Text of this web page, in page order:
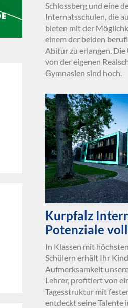
Schlossberg und eine
Internatsschulen, die
bieten mit der
einem der beiden
Abitur zu erlangen.
von der eigenen
Gymnasien sind hoch.
Kurpfalz
Potenziale
In Klassen mit
Schülern erhält Ihr
Aufmerksamkeit
Lehrer, profitiert von
Tagesstruktur mit
entdeckt seine Talente